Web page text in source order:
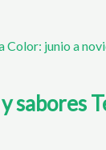
sabores